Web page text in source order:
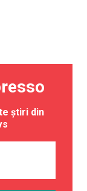
știri din